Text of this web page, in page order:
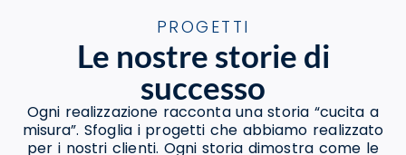
PROGETTI
Le nostre storie di
successo
Ogni realizzazione racconta una storia “cucita a
misura”. Sfoglia i progetti che abbiamo realizzato
per i nostri clienti. Ogni storia dimostra come le